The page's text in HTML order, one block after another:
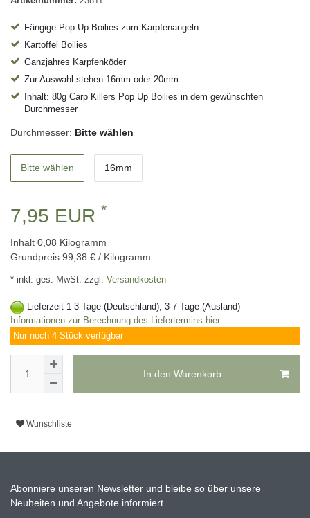
Fängige Pop Up Boilies zum Karpfenangeln
Kartoffel Boilies
Ganzjahres Karpfenköder
Zur Auswahl stehen 16mm oder 20mm
Inhalt: 80g Carp Killers Pop Up Boilies in dem gewünschten
Durchmesser
Durchmesser: Bitte wählen
Bitte wählen 16mm
7,95 EUR *
Inhalt 0,08 Kilogramm
Grundpreis 99,38 € / Kilogramm
* inkl. ges. MwSt. zzgl. Versandkosten
Lieferzeit 1-3 Tage (Deutschland); 3-7 Tage (Ausland)
Informationen zur Berechnung des Liefertermins hier
Nur noch 4 Stück verfügbar
In den Warenkorb
Wunschliste
Abonniere unseren Newsletter und bleibe so über unsere
Neuheiten und Angebote informiert.